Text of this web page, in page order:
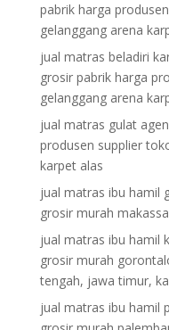
pabrik harga
gelanggang arena
jual matras beladiri
grosir pabrik harga
gelanggang arena
jual matras gulat
produsen supplier
karpet alas
jual matras ibu hamil
grosir murah
jual matras ibu hamil
grosir murah
tengah, jawa timur,
jual matras ibu hamil